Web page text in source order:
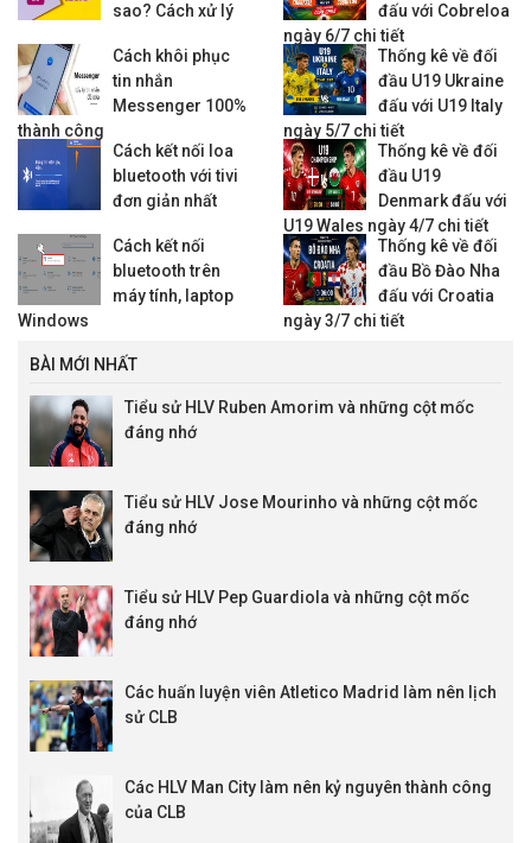
sao? Cách xử lý
Cách khôi phục
tin nhắn
Messenger 100%
thành công
Cách kết nối loa
bluetooth với tivi
đơn giản nhất
Cách kết nối
bluetooth trên
máy tính, laptop
Windows
đấu với Cobreloa
ngày 6/7 chi tiết
Thống kê về đối
đầu U19 Ukraine
đấu với U19 Italy
ngày 5/7 chi tiết
Thống kê về đối
đầu U19
Denmark đấu với
U19 Wales ngày 4/7 chi tiết
Thống kê về đối
đầu Bồ Đào Nha
đấu với Croatia
ngày 3/7 chi tiết
BÀI MỚI NHẤT
Tiểu sử HLV Ruben Amorim và những cột mốc
đáng nhớ
Tiểu sử HLV Jose Mourinho và những cột mốc
đáng nhớ
Tiểu sử HLV Pep Guardiola và những cột mốc
đáng nhớ
Các huấn luyện viên Atletico Madrid làm nên lịch
sử CLB
Các HLV Man City làm nên kỷ nguyên thành công
của CLB